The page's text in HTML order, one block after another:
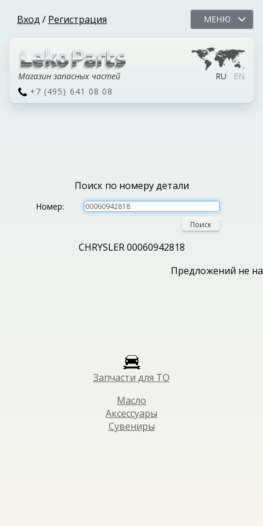
Вход / Регистрация МЕНЮ
Магазин запасных частей RU
EN
+7 (495) 641 08 08
Поиск по номеру детали
Номер:
Поиск
CHRYSLER 00060942818
Предложений не
Запчасти для ТО
Масло
Аксессуары
Сувениры